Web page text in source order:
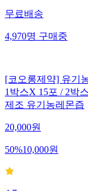
무료배송
4,970명구매중
[코오롱제약] 유기
1박스X 15포 / 2박
제조 유기농레몬즙
20,000원
50%10,000원